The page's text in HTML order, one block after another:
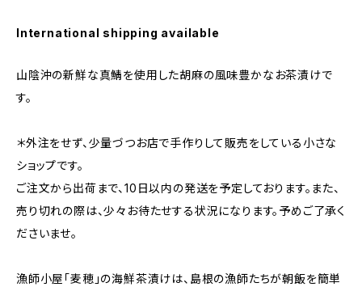
International shipping available
山陰沖の新鮮な真鯖を使用した胡麻の風味豊かなお茶漬けで
す。
＊外注をせず、少量づつお店で手作りして販売をしている小さな
ショップです。
ご注文から出荷まで、10日以内の発送を予定しております。また、
売り切れの際は、少々お待たせする状況になります。予めご了承く
ださいませ。
漁師小屋「麦穂」の海鮮茶漬けは、島根の漁師たちが朝飯を簡単